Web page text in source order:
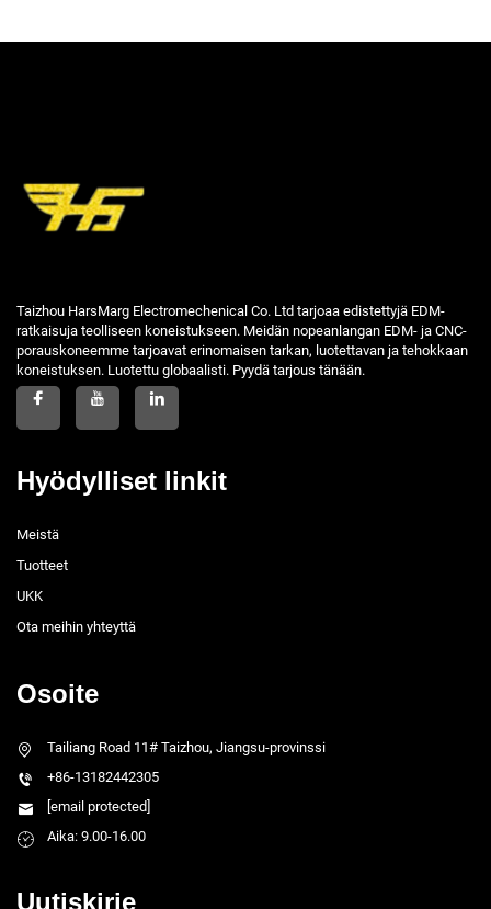
Taizhou HarsMarg Electromechenical Co. Ltd tarjoaa edistettyjä EDM-
ratkaisuja teolliseen koneistukseen. Meidän nopeanlangan EDM- ja CNC-
porauskoneemme tarjoavat erinomaisen tarkan, luotettavan ja tehokkaan
koneistuksen. Luotettu globaalisti. Pyydä tarjous tänään.
Hyödylliset linkit
Meistä
Tuotteet
UKK
Ota meihin yhteyttä
Osoite
Tailiang Road 11# Taizhou, Jiangsu-provinssi
+86-13182442305
[email protected]
Aika: 9.00-16.00
Uutiskirje